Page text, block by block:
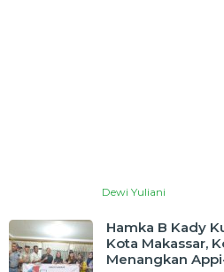
Dewi Yuliani
Hamka B Kady
Kota Makassar,
Menangkan